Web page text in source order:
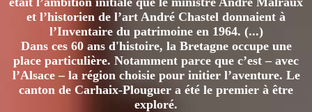
et l’historien de l’art André Chastel donnaient à
l’Inventaire du patrimoine en 1964. (...)
Dans ces 60 ans d'histoire, la Bretagne occupe une
place particulière. Notamment parce que c’est – avec
l’Alsace – la région choisie pour initier l’aventure. Le
canton de Carhaix-Plouguer a été le premier à être
exploré.